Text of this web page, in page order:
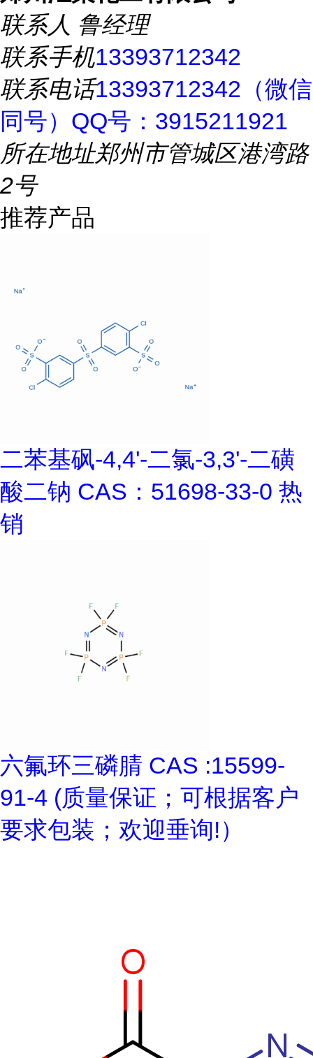
联系人 鲁经理
联系手机13393712342
联系电话13393712342（微信
同号）QQ号：3915211921
所在地址郑州市管城区港湾路
2号
推荐产品
二苯基砜-4,4'-二氯-3,3'-二磺
酸二钠 CAS：51698-33-0 热
销
六氟环三磷腈 CAS :15599-
91-4 (质量保证；可根据客户
要求包装；欢迎垂询!）